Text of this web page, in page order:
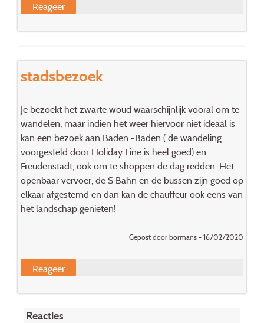
Reageer
stadsbezoek
Je bezoekt het zwarte woud waarschijnlijk vooral om te
wandelen, maar indien het weer hiervoor niet ideaal is
kan een bezoek aan Baden -Baden ( de wandeling
voorgesteld door Holiday Line is heel goed) en
Freudenstadt, ook om te shoppen de dag redden. Het
openbaar vervoer, de S Bahn en de bussen zijn goed op
elkaar afgestemd en dan kan de chauffeur ook eens van
het landschap genieten!
Gepost door bormans - 16/02/2020
Reageer
Reacties